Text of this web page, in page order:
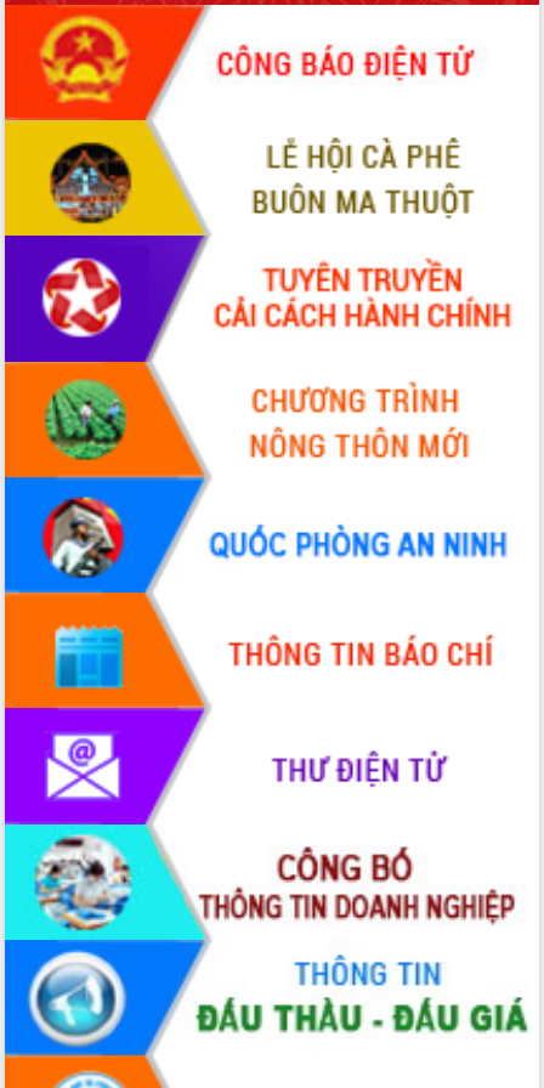
món ăn từ sầu riêng
Đắk Lắk công bố Quy hoạch và xúc
tiến đầu tư tỉnh
Ngành cá ngừ Đắk Lắk chủ động thích
ứng để giữ vững thị trường xuất khẩu
Diễn đàn Kinh tế tư nhân Việt Nam đột
phá cơ chế - Hợp tác công tư
Đề án 06 tạo bước ngoặt đột phá trong
cải cách hành chính tỉnh Đắk Lắk
Kết nối tour, đẩy mạnh chuyển đổi số
để phát triển du lịch Đắk Lắk
Khởi động Dự án Đầu tư xây dựng hạ
tầng kỹ thuật Cụm công nghiệp Tân
Tiến
Gặp mặt các cơ quan báo chí nhân Kỷ
niệm 101 năm Ngày Báo chí Cách
mạng Việt Nam
Đắk Lắk sơ kết 4 năm triển khai thực
hiện Đề án 06 của Chính phủ
Họp báo thông tin về Hội nghị Công bố
Quy hoạch và Xúc tiến đầu tư tỉnh Đắk
Khơi thông điểm nghẽn, đẩy nhanh
giải ngân vốn khắc phục thiên tai
HĐND tỉnh thông qua điều chỉnh Quy
hoạch tỉnh thời kỳ 2021-2030
Hội thảo góp ý hồ sơ điều chỉnh quy
hoạch tỉnh Đắk Lắk thời kỳ 2021-2030,
tầm nhìn đến năm 2050
Nâng cao hiệu quả hoạt động của các
doanh nghiệp nhà nước
Hội nghị triển khai kết nối mạng
truyền số liệu chuyên dùng phục vụ cơ
quan Đảng, Nhà nước
Lễ phát động chuỗi hoạt động chung
tay làm sạch môi trường
Xã Ea Kar bước chuyển mình trong
công tác cải cách hành chính mô hình
mới
UBND tỉnh họp báo định kỳ tháng 4
năm 2026